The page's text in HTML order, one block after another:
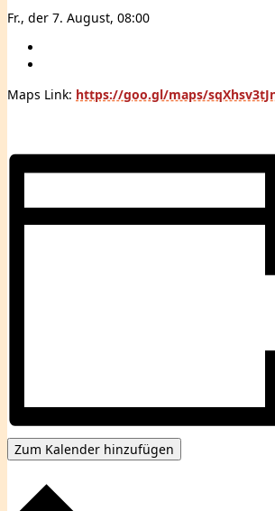
Fr., der 7. August, 08:00
Maps Link: https://goo.gl/maps/
Zum Kalender hinzufügen